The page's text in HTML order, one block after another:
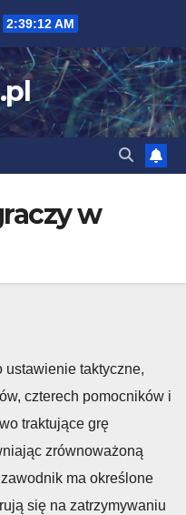
2:39:13 AM
w
ustawienie taktyczne,
czterech pomocników i
traktujące grę
zrównoważoną
ma określone
się na zatrzymywaniu